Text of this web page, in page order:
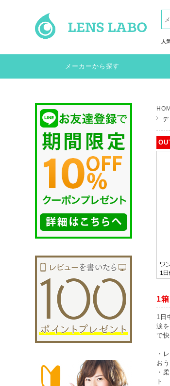
人
メーカーから探す
デ
1
1日
涙
で
・
おう
・
ト